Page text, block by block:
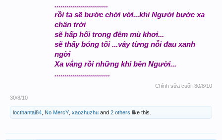
...........................
rồi ta sẽ bước chới với...khi Người bước xa
chân trời
sẽ hấp hối trong đêm mù khơi...
sẽ thấy bóng tối ...vây từng nỗi đau xanh
ngời
Xa vắng rồi những khi bên Người...
............................​
Chỉnh sửa cuối: 30/8/10
30/8/10
locthantai84 No MercY xaozhuzhu and 2 others like this.